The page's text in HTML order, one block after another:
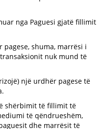
nga Paguesi gjatë fillimit
shuma, marrësi i
nuk mund të
një urdhër pagese të
shërbimit të fillimit të
të qëndrueshëm,
dhe marrësit të